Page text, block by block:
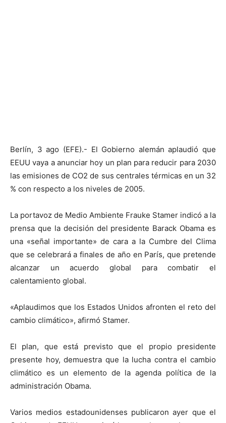
Berlín, 3 ago (EFE).- El Gobierno alemán aplaudió que
EEUU vaya a anunciar hoy un plan para reducir para 2030
las emisiones de CO2 de sus centrales térmicas en un 32
% con respecto a los niveles de 2005.
La portavoz de Medio Ambiente Frauke Stamer indicó a la
prensa que la decisión del presidente Barack Obama es
una «señal importante» de cara a la Cumbre del Clima
que se celebrará a finales de año en París, que pretende
alcanzar un acuerdo global para combatir el
calentamiento global.
«Aplaudimos que los Estados Unidos afronten el reto del
cambio climático», afirmó Stamer.
El plan, que está previsto que el propio presidente
presente hoy, demuestra que la lucha contra el cambio
climático es un elemento de la agenda política de la
administración Obama.
Varios medios estadounidenses publicaron ayer que el